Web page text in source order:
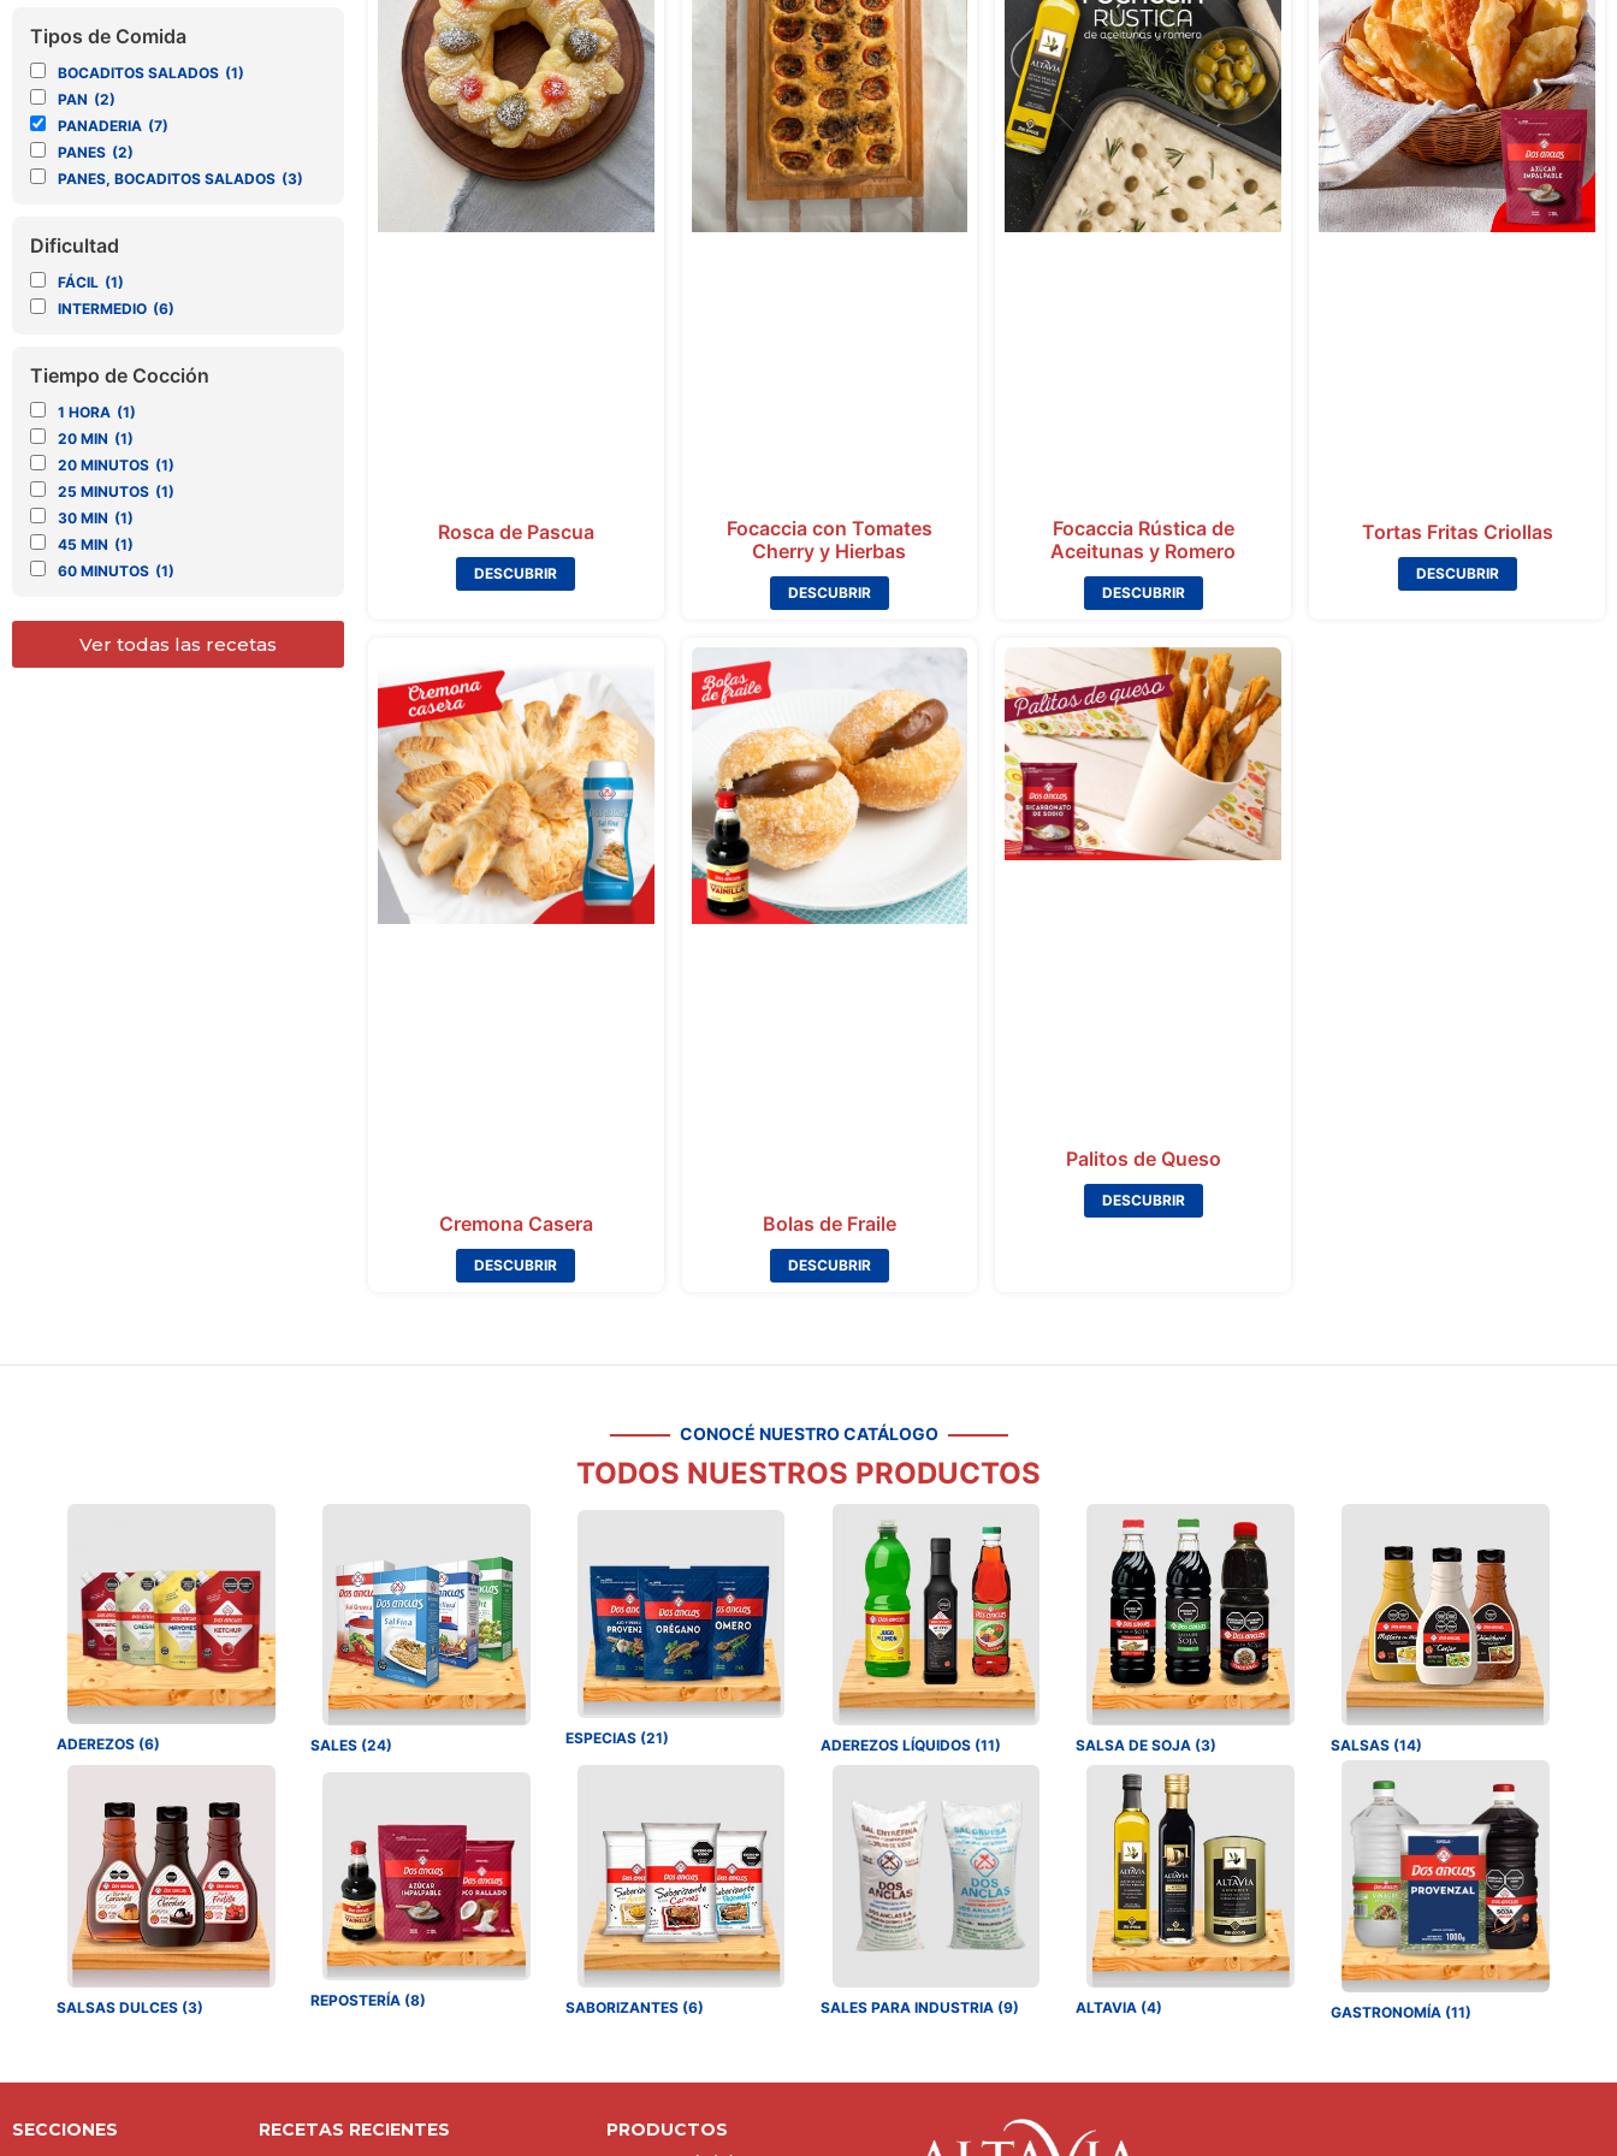
Tipos de Comida
BOCADITOS SALADOS (1)
PAN (2)
PANADERIA (7)
PANES (2)
PANES, BOCADITOS SALADOS (3)
Dificultad
FÁCIL (1)
INTERMEDIO (6)
Tiempo de Cocción
1 HORA (1)
20 MIN (1)
20 MINUTOS (1)
25 MINUTOS (1)
30 MIN (1)
45 MIN (1)
60 MINUTOS (1)
Ver todas las recetas
Rosca de Pascua
DESCUBRIR
Focaccia con Tomates
Cherry y Hierbas
DESCUBRIR
Focaccia Rústica de
Aceitunas y Romero
DESCUBRIR
Tortas Fritas Criollas
DESCUBRIR
Cremona Casera
DESCUBRIR
Bolas de Fraile
DESCUBRIR
Palitos de Queso
DESCUBRIR
CONOCÉ NUESTRO CATÁLOGO
TODOS NUESTROS PRODUCTOS
ADEREZOS (6) SALES (24) ESPECIAS (21) ADEREZOS LÍQUIDOS (11) SALSA DE SOJA (3) SALSAS (14)
SALSAS DULCES (3) REPOSTERÍA (8) SABORIZANTES (6) SALES PARA INDUSTRIA (9) ALTAVIA (4) GASTRONOMÍA (11)
SECCIONES RECETAS RECIENTES PRODUCTOS